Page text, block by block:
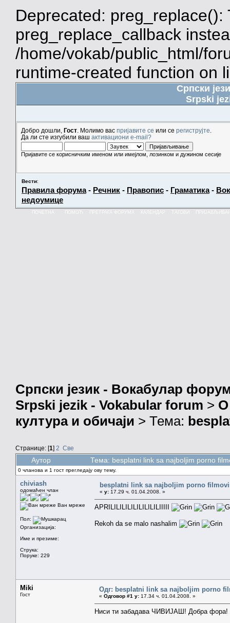
Deprecated:
preg_replace_callback
/home/vokab/public_html/
runtime-created function on
Српски
Srpski
Добро дошли, Гост . Молимо вас пријавите се или се региструјте
Да ли сте изгубили ваш активациони e-mail?
Пријавите се корисничким именом или имејлом, лозинком и дужином сесије
Вести:
Правила форума- Речник - Правопис - Граматика-
недоумице
КАЛЕНДАР
Српски језик - Вокабулар
Srpski jezik - Vokabular forum > О
култура и обичаји > Тема:
Странице: [1] 2 Све
Аутор Тема: besplatni link sa najboljim porno
0 чланова и 1 гост прегледају ову тему.
chiviash
одомаћен члан
Ван мреже
Пол:
Организација:
Име и презиме:
Струка:
Поруке: 229
besplatni link sa najboljim porno
« у: 17.29 ч. 01.04.2008. »
APRILILILILILILILILILIIIII
Rekoh da se malo nashalim
Miki
Гост
Одг: besplatni link sa najboljim porno
« Одговор #1 у: 17.34 ч. 01.04.2008. »
Ниси ти забадава ЧИВИЈАШ! Добра фора!